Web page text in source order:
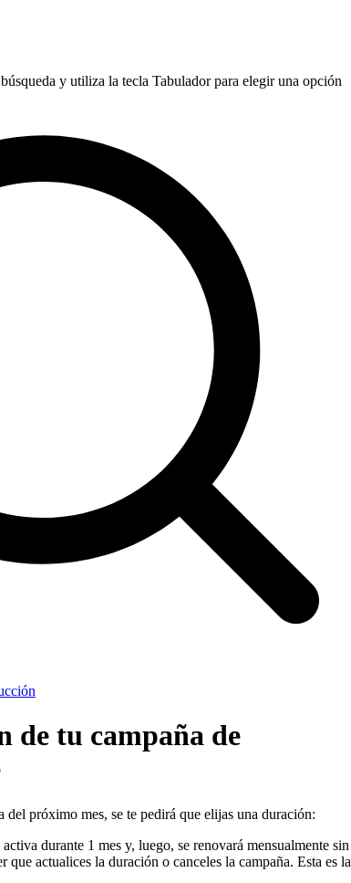
y utiliza la tecla Tabulador para elegir una opción
de tu campaña de
del próximo mes, se te pedirá que elijas una duración:
activa durante 1 mes y, luego, se renovará mensualmente sin
que actualices la duración o canceles la campaña. Esta es la